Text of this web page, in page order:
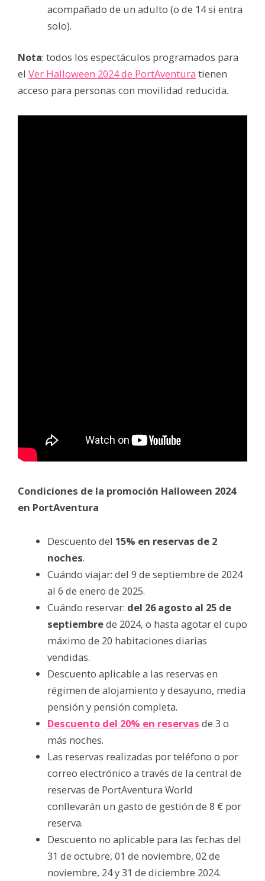
acompañado de un adulto (o de 14 si entra
solo).
Nota: todos los espectáculos programados para
el Ver Halloween 2024 de PortAventura tienen
acceso para personas con movilidad reducida.
Condiciones de la promoción Halloween 2024
en PortAventura
Descuento del 15% en reservas de 2
noches.
Cuándo viajar: del 9 de septiembre de 2024
al 6 de enero de 2025.
Cuándo reservar: del 26 agosto al 25 de
septiembrede 2024, o hasta agotar el cupo
máximo de 20 habitaciones diarias
vendidas.
Descuento aplicable a las reservas en
régimen de alojamiento y desayuno, media
pensión y pensión completa.
Descuento del 20% en reservas de 3 o
más noches.
Las reservas realizadas por teléfono o por
correo electrónico a través de la central de
reservas de PortAventura World
conllevarán un gasto de gestión de 8 € por
reserva.
Descuento no aplicable para las fechas del
31 de octubre, 01 de noviembre, 02 de
noviembre, 24 y 31 de diciembre 2024.